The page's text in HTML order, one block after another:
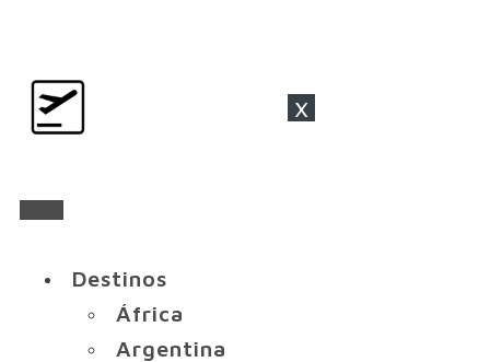
x
Destinos
África
Argentina